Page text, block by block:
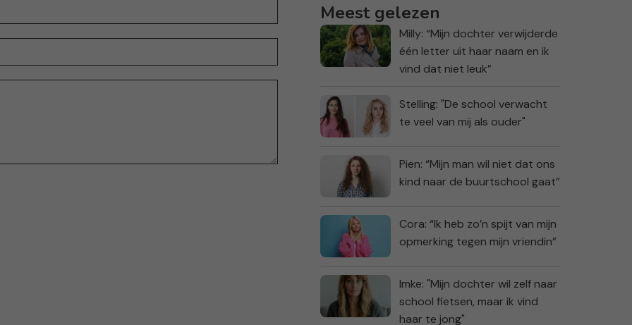
Meest gelezen
Milly: “Mijn dochter verwijderde
één letter uit haar naam en ik
vind dat niet leuk”
Stelling: "De school verwacht
te veel van mij als ouder"
Pien: “Mijn man wil niet dat ons
kind naar de buurtschool gaat”
Cora: “Ik heb zo’n spijt van mijn
opmerking tegen mijn vriendin”
Imke: "Mijn dochter wil zelf naar
school fietsen, maar ik vind
haar te jong"